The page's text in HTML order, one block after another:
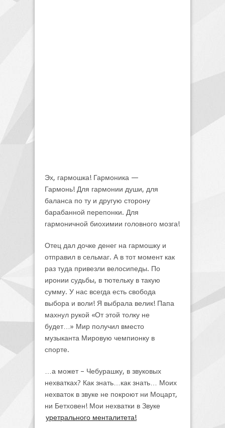
Эх, гармошка! Гармоника —
Гармонь! Для гармонии души, для
баланса по ту и другую сторону
барабанной перепонки. Для
гармоничной биохимии головного мозга!
Отец дал дочке денег на гармошку и
отправил в сельмаг. А в тот момент как
раз туда привезли велосипеды. По
иронии судьбы, в тютельку в такую
сумму. У нас всегда есть свобода
выбора и воли! Я выбрала велик! Папа
махнул рукой «От этой толку не
будет…» Мир получил вместо
музыканта Мировую чемпионку в
спорте.
…а может – Чебурашку, в звуковых
нехватках? Как знать…как знать… Моих
нехваток в звуке не покроют ни Моцарт,
ни Бетховен! Мои нехватки в Звуке
уретрального менталитета!